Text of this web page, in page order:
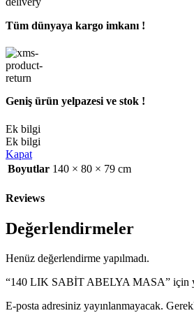
Tüm dünyaya kargo imkanı !
Geniş ürün yelpazesi ve stok !
Ek bilgi
Ek bilgi
Kapat
Boyutlar 140 × 80 × 79 cm
Reviews
Değerlendirmeler
Henüz değerlendirme yapılmadı.
“140 LIK SABİT ABELYA MASA” için
E-posta adresiniz yayınlanmayacak.